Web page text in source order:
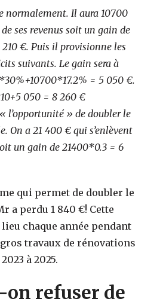
normalement. Il aura 10700
ses revenus soit un gain de
€. Puis il provisionne les
suivants. Le gain sera à
= 5 050 €.
050 = 8 260 €
l’opportunité » de doubler le
On a 21 400 € qui s’enlèvent
un gain de 21400*0.3 = 6
qui permet de doubler le
a perdu 1 840 €! Cette
chaque année pendant
travaux de rénovations
à 2025.
refuser de